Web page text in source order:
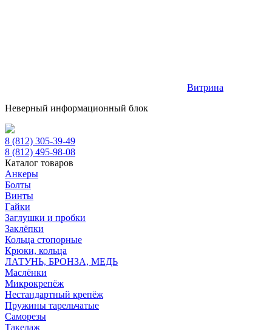
Витрина
Неверный информационный блок
8 (812) 305-39-49
8 (812) 495-98-08
Каталог товаров
Анкеры
Болты
Винты
Гайки
Заглушки и пробки
Заклёпки
Кольца стопорные
Крюки, кольца
ЛАТУНЬ, БРОНЗА, МЕДЬ
Маслёнки
Микрокрепёж
Нестандартный крепёж
Пружины тарельчатые
Саморезы
Такелаж